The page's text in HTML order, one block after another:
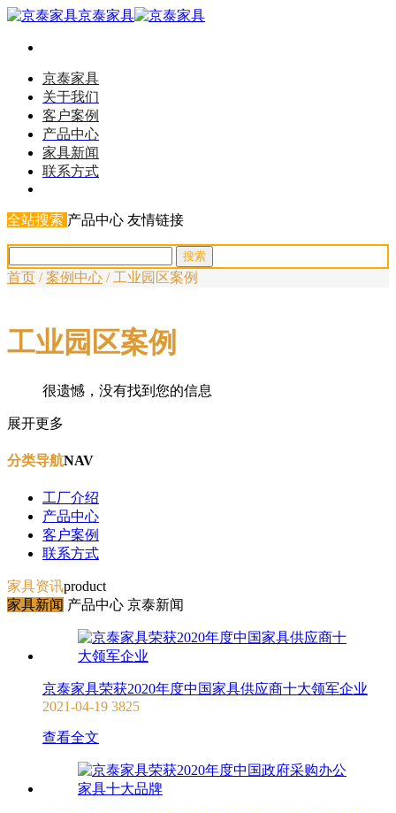
京泰家具
京泰家具
关于我们
客户案例
产品中心
家具新闻
联系方式
全站搜索 产品中心 友情链接
首页 /案例中心 / 工业园区案例
工业园区案例
很遗憾，没有找到您的信息
展开更多
分类导航NAV
工厂介绍
产品中心
客户案例
联系方式
家具资讯product
家具新闻 产品中心 京泰新闻
京泰家具荣获2020年度中国家具供应商十大领军企业
2021-04-19 3825
查看全文